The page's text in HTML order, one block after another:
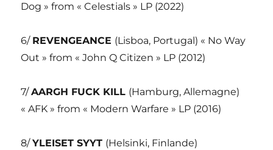
Dog » from « Celestials » LP (2022)
6/ REVENGEANCE (Lisboa, Portugal) « No Way
Out » from « John Q Citizen » LP (2012)
7/AARGH FUCK KILL (Hamburg, Allemagne)
« AFK » from « Modern Warfare » LP (2016)
8/YLEISET SYYT (Helsinki, Finlande)